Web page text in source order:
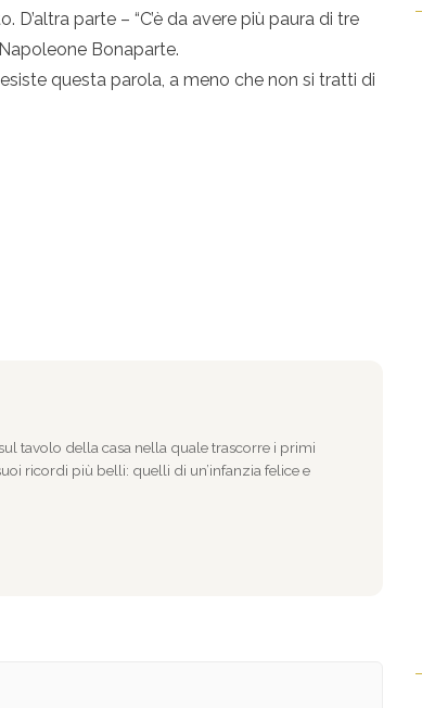
parte – “C’è da avere più paura di tre
Bonaparte.
questa parola, a meno che non si tratti di
tavolo della casa nella quale trascorre i primi
ricordi più belli: quelli di un’infanzia felice e